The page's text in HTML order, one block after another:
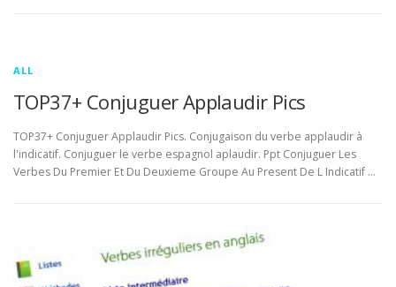
ALL
TOP37+ Conjuguer Applaudir Pics
TOP37+ Conjuguer Applaudir Pics. Conjugaison du verbe applaudir à
l'indicatif. Conjuguer le verbe espagnol aplaudir. Ppt Conjuguer Les
Verbes Du Premier Et Du Deuxieme Groupe Au Present De L Indicatif …